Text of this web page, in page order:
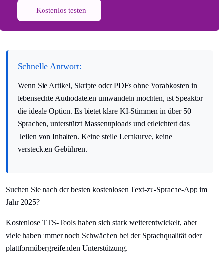
Kostenlos testen
Schnelle Antwort:
Wenn Sie Artikel, Skripte oder PDFs ohne Vorabkosten in
lebensechte Audiodateien umwandeln möchten, ist Speaktor
die ideale Option. Es bietet klare KI-Stimmen in über 50
Sprachen, unterstützt Massenuploads und erleichtert das
Teilen von Inhalten. Keine steile Lernkurve, keine
versteckten Gebühren.
Suchen Sie nach der besten kostenlosen Text-zu-Sprache-App im
Jahr 2025?
Kostenlose TTS-Tools haben sich stark weiterentwickelt, aber
viele haben immer noch Schwächen bei der Sprachqualität oder
plattformübergreifenden Unterstützung.